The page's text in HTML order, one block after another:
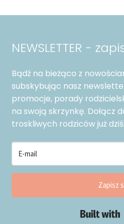
NEWSLETTER -
Bądź na bieżąco z
subskybując nasz
promocje, porady
na swoją skrzynkę. Dołącz
troskliwych rodziców już
Zapisz